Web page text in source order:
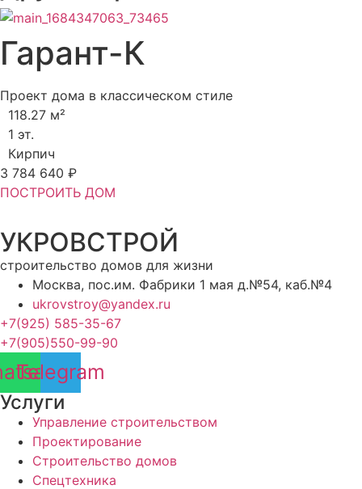
Гарант-К
Проект дома в классическом стиле
118.27 м²
1 эт.
Кирпич
3 784 640 ₽
ПОСТРОИТЬ ДОМ
УКРОВСТРОЙ
строительство домов для жизни
Москва, пос.им. Фабрики 1 мая д.№54, каб.№4
ukrovstroy@yandex.ru
+7(925) 585-35-67
+7(905)550-99-90
Telegram
Услуги
Управление строительством
Проектирование
Строительство домов
Спецтехника